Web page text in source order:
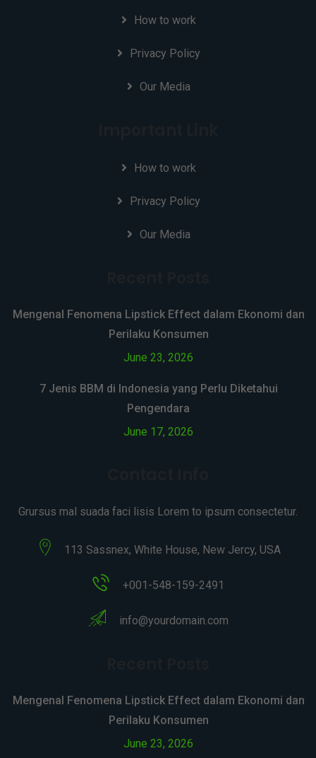
How to work
Privacy Policy
Our Media
How to work
Privacy Policy
Our Media
Mengenal Fenomena Lipstick Effect dalam Ekonomi dan
Perilaku Konsumen
June 23, 2026
7 Jenis BBM di Indonesia yang Perlu Diketahui
Pengendara
June 17, 2026
Grursus mal suada faci lisis Lorem to ipsum consectetur.
113 Sassnex, White House, New Jercy, USA
+001-548-159-2491
info@yourdomain.com
Mengenal Fenomena Lipstick Effect dalam Ekonomi dan
Perilaku Konsumen
June 23, 2026